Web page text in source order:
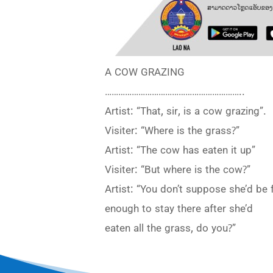
A COW GRAZING
……………………………………………………..
Artist: “That, sir, is a cow grazing”.
Visiter: “Where is the grass?”
Artist: “The cow has eaten it up”
Visiter: “But where is the cow?”
Artist: “You don’t suppose she’d be
enough to stay there after she’d
eaten all the grass, do you?”